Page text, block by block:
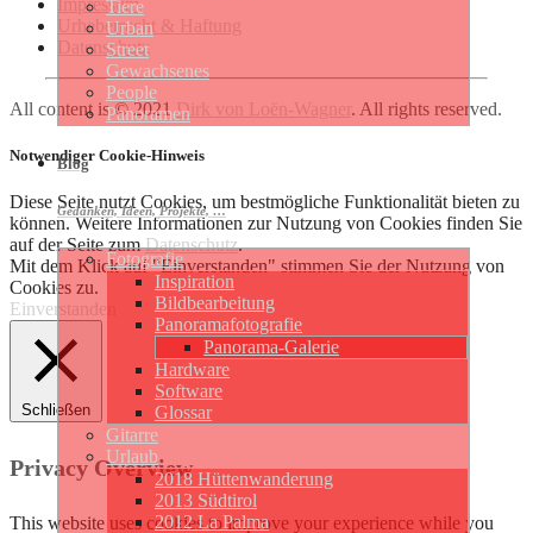
Tiere
Urban
Street
Gewachsenes
People
Panoramen
Blog
Gedanken, Ideen, Projekte, …
Fotografie
Inspiration
Bildbearbeitung
Panoramafotografie
Panorama-Galerie
Hardware
Software
Glossar
Gitarre
Urlaub
2018 Hüttenwanderung
2013 Südtirol
2012 La Palma
Urheberrecht & Haftung
Datenschutz
All content is © 2021Dirk von Loën-Wagner . All rights reserved.
Notwendiger Cookie-Hinweis
Diese Seite nutzt Cookies, um bestmögliche Funktionalität bieten zu
können. Weitere Informationen zur Nutzung von Cookies finden Sie
auf der Seite zumDatenschutz.
Mit dem Klick auf "Einverstanden" stimmen Sie der Nutzung von
Cookies zu.
Einverstanden
Schließen
Privacy Overview
This website uses cookies to improve your experience while you